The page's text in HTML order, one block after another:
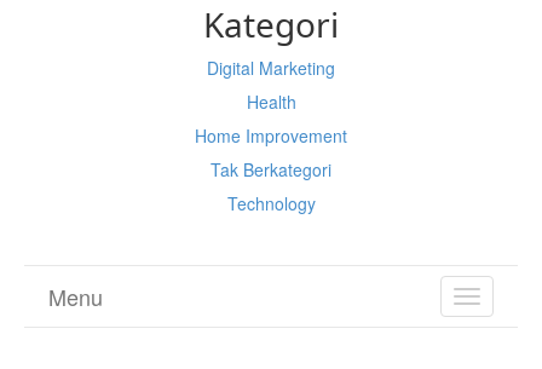
Kategori
Digital Marketing
Health
Home Improvement
Tak Berkategori
Technology
TOGGLE
Menu